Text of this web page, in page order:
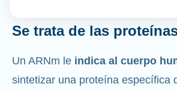
Se trata de las
Un ARNm le indica al cuerpo
sintetizar una proteína específica